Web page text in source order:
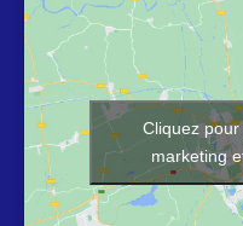
Cliquez
marketing